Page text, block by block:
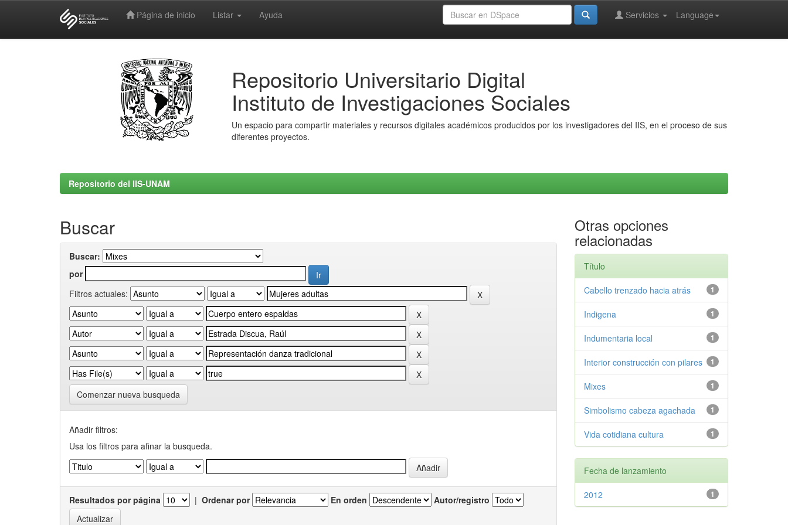
Página de inicio Listar Ayuda Language
Servicios
Repositorio Universitario Digital
Instituto de Investigaciones Sociales
Un espacio para compartir materiales y recursos digitales académicos producidos por los investigadores del IIS, en el proceso de sus
diferentes proyectos.
Repositorio del IIS-UNAM
Buscar
Buscar:
por
Filtros actuales:
Comenzar nueva busqueda
Añadir filtros:
Usa los filtros para afinar la busqueda.
Resultados por página | Ordenar por En orden Autor/registro
Otras opciones
relacionadas
Título
1
Cabello trenzado hacia atrás
1
Indigena
1
Indumentaria local
1
Interior construcción con pilares
1
Mixes
1
Simbolismo cabeza agachada
1
Vida cotidiana cultura
Fecha de lanzamiento
1
2012